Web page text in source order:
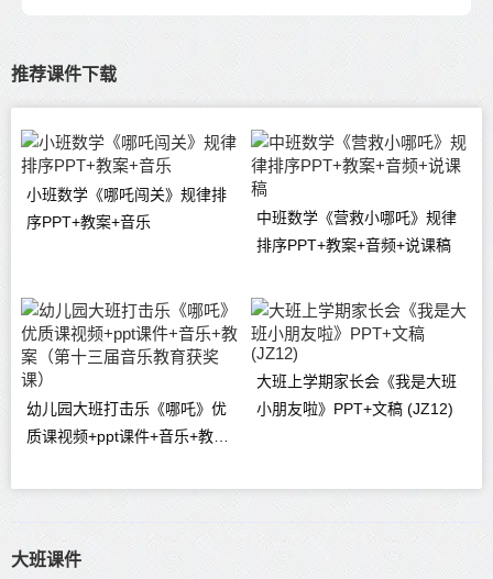
推荐课件下载
小班数学《哪吒闯关》规律排
序PPT+教案+音乐
中班数学《营救小哪吒》规律
排序PPT+教案+音频+说课稿
幼儿园大班打击乐《哪吒》优
质课视频+ppt课件+音乐+教案
大班上学期家长会《我是大班
小朋友啦》PPT+文稿 (JZ12)
大班课件